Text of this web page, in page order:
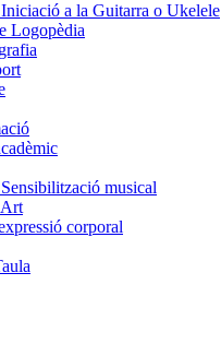
a la Guitarra o Ukelele
Logopèdia
musical
corporal